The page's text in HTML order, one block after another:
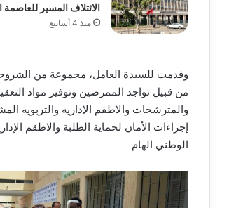
الائتلاف المسير للعاصمة
منذ 4 أسابيع
وقدمت للسيدة العامل، مجموعة من الشروحات
من قبيل تواجد الممرضين وتوفير مواد
والمترشحات والاطقم الإدارية والتربوية
إجراءات الأمان لحماية الطلبة والاطقم
الوطني الهام